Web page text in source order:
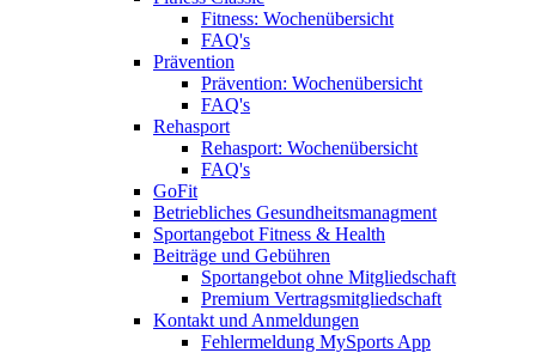
Fitness: Wochenübersicht
FAQ's
Prävention
Prävention: Wochenübersicht
FAQ's
Rehasport
Rehasport: Wochenübersicht
FAQ's
GoFit
Betriebliches Gesundheitsmanagment
Sportangebot Fitness & Health
Beiträge und Gebühren
Sportangebot ohne Mitgliedschaft
Premium Vertragsmitgliedschaft
Kontakt und Anmeldungen
Fehlermeldung MySports App